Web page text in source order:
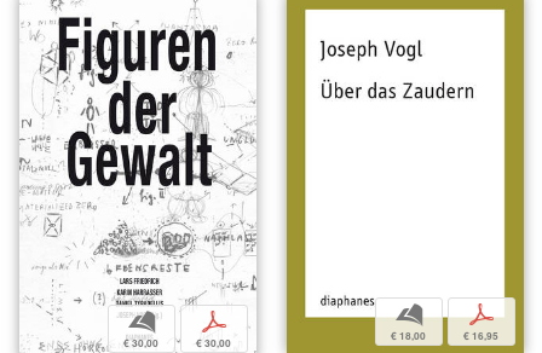
b
€ 30,00
p
€ 30,00
b
€ 18,00
p
€ 16,95